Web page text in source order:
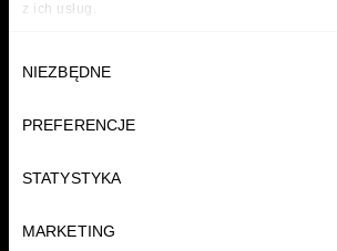
z ich usług.
zgody
NIEZBĘDNE
PREFERENCJE
STATYSTYKA
MARKETING
FUNDACJA